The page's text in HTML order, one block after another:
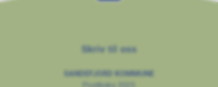
Skriv til oss
SANDEFJORD KOMMUNE